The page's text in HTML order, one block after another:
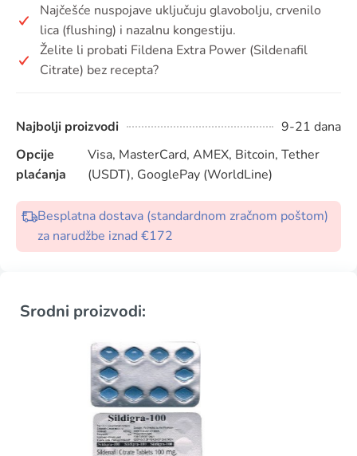
Najčešće nuspojave uključuju glavobolju, crvenilo
lica (flushing) i nazalnu kongestiju.
Želite li probati Fildena Extra Power (Sildenafil
Citrate) bez recepta?
Najbolji proizvodi
9-21 dana
Opcije
plaćanja
Visa, MasterCard, AMEX, Bitcoin, Tether
(USDT), GooglePay (WorldLine)
Besplatna dostava (standardnom zračnom poštom)
za narudžbe iznad €172
Srodni proizvodi: